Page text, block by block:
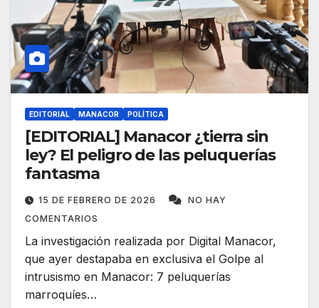
EDITORIAL MANACOR POLÍTICA
[EDITORIAL] Manacor ¿tierra sin
ley? El peligro de las peluquerías
fantasma
15 DE FEBRERO DE 2026
NO HAY
COMENTARIOS
La investigación realizada por Digital Manacor,
que ayer destapaba en exclusiva el Golpe al
intrusismo en Manacor: 7 peluquerías
marroquíes…